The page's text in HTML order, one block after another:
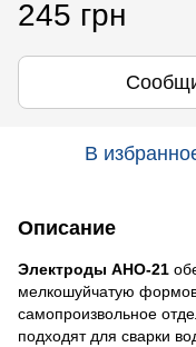
245 грн
В
Описание
Электроды АНО-21
мелкошуйчатую
самопроизвольное
подходят для сварки